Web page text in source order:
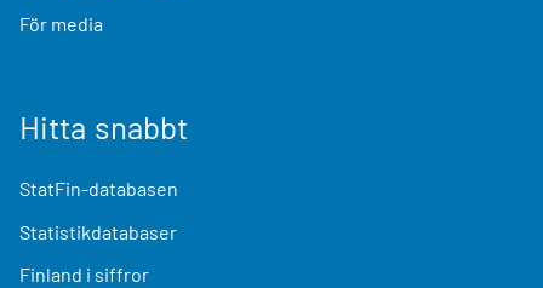
För media
Hitta snabbt
StatFin-databasen
Statistikdatabaser
Finland i siffror